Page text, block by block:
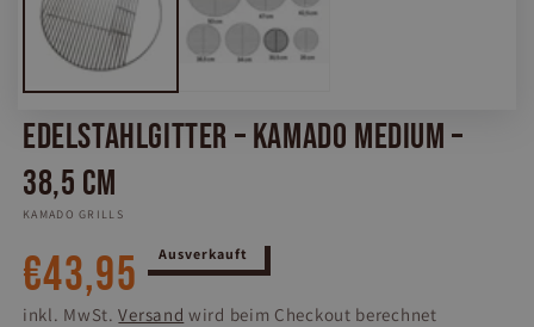
Edelstahlgitter – Kamado Medium –
38,5 cm
KAMADO GRILLS
Normaler
Preis
€43,95 Ausverkauft
inkl. MwSt.Versand wird beim Checkout berechnet